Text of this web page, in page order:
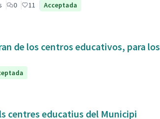
0 11 Acceptada
de los centros educativos, para los
centres educatius del Municipi